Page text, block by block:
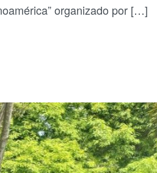
organizado por […]